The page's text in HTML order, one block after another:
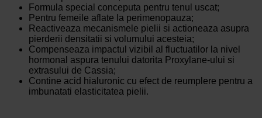
Formula special conceputa pentru tenul uscat;
Pentru femeile aflate la perimenopauza;
Reactiveaza mecanismele pielii si actioneaza asupra
pierderii densitatii si volumului acesteia;
Compenseaza impactul vizibil al fluctuatilor la nivel
hormonal aspura tenului datorita Proxylane-ului si
extrasului de Cassia;
Contine acid hialuronic cu efect de reumplere pentru a
imbunatati elasticitatea pielii.